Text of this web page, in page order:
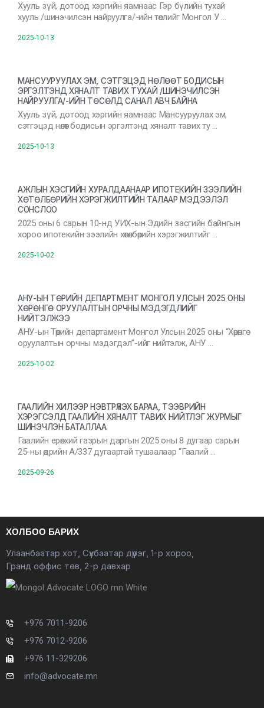
Хууль зүй, дотоод хэргийн яамнаас Гэр бүлийн тухай
хууль /шинэчилсэн найруулга/-ийн төслийг Монгол У …
2025-10-13
МАНСУУРУУЛАХ ЭМ, СЭТГЭЦЭД НӨЛӨӨТ БОДИСЫН
ЭРГЭЛТЭНД ХЯНАЛТ ТАВИХ ТУХАЙ /ШИНЭЧИЛСЭН
НАЙРУУЛГА/-ИЙН ТӨСӨЛД САНАЛ АВЧ БАЙНА
Хууль зүй, дотоод хэргийн яамнаас Мансууруулах эм,
сэтгэцэд нөлөөт бодисын эргэлтэнд хяналт тавих ту …
2025-10-13
АЖЛЫН ХЭСГИЙН ХУРАЛДААНААР ИПОТЕКИЙН ЗЭЭЛИЙН
ХӨТӨЛБӨРИЙН ХЭРЭГЖИЛТИЙН ТАЛААР МЭДЭЭЛЭЛ
СОНСЛОО
2025 оны 6 сарын 10-нд УИХ-ын Эдийн засгийн байнгын
хороо ипотекийн зээлийн хөтөлбөрийн хэрэгжилтийг …
2025-10-02
АНУ-ЫН ТӨРИЙН ДЕПАРТМЕНТ МОНГОЛ УЛСЫН 2025 ОНЫ
ХӨРӨНГӨ ОРУУЛАЛТЫН ОРЧНЫ МЭДЭГДЛИЙГ
НИЙТЭЛЖЭЭ
АНУ-ын Төрийн департамент Монгол Улсын 2025 оны “Хөрөнгө
оруулалтын орчны мэдэгдэл”-ийг нийтэлж, АНУ …
2025-10-02
ГААЛИЙН ХИЛЭЭР НЭВТРҮҮЛЭХ БАРАА, ТЭЭВРИЙН
ХЭРЭГСЭЛД ГААЛИЙН ХЯНАЛТ ТАВИХ НИЙТЛЭГ ЖУРМЫГ
ШИНЭЧЛЭН БАТАЛЛАА
Гаалийн ерөнхий газрын даргын 2025 оны 8 дугаар сарын
25-ны өдрийн А/337 дугаартай тушаалаар “Гаалий …
2025-09-26
ХОЛБОО БАРИХ
Улаанбаатар хот, Сүхбаатар дүүрэг, 1-р хороо,
Гранд оффис төв, 2-р давхар
+976 7011-9206
+976 7012-9206
+976 11-329206
info@advocate.mn